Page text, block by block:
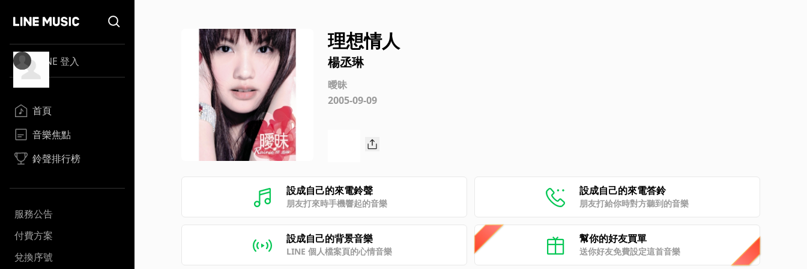
LINE 登入
首頁
音樂焦點
鈴聲排行榜
服務公告
付費方案
兌換序號
理想情人
楊丞琳
曖昧
2005-09-09
設成自己的來電鈴聲
朋友打來時手機響起的音樂
設成自己的來電答鈴
朋友打給你時對方聽到的音樂
設成自己的背景音樂
LINE 個人檔案頁的心情音樂
幫你的好友買單
送你好友免費設定這首音樂